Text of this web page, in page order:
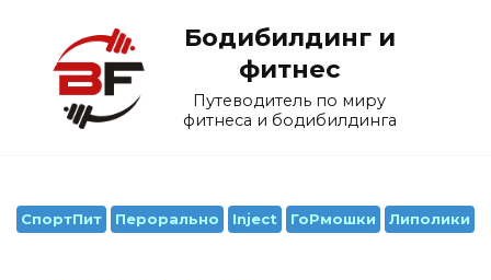
содержанию
Бодибилдинг и
фитнес
Путеводитель по миру
фитнеса и бодибилдинга
СпортПит Перорально Inject ГоРмошки Липолики